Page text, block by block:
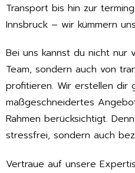
Transport bis hin zur
Innsbruck – wir kümmern
Bei uns kannst du nicht nur
Team, sondern auch von
profitieren. Wir erstellen dir
maßgeschneidertes
Rahmen berücksichtigt.
stressfrei, sondern auch
Vertraue auf unsere